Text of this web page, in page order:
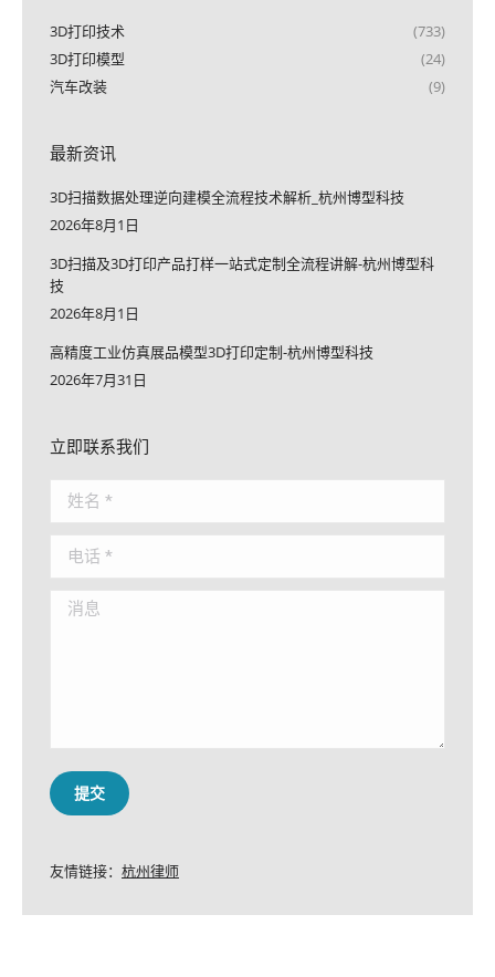
3D打印技术
(733)
3D打印模型
(24)
汽车改装
(9)
最新资讯
3D扫描数据处理逆向建模全流程技术解析_杭州博型科技
2026年8月1日
3D扫描及3D打印产品打样一站式定制全流程讲解-杭州博型科
技
2026年8月1日
高精度工业仿真展品模型3D打印定制-杭州博型科技
2026年7月31日
立即联系我们
姓名 *
电话 *
消息
提交
友情链接： 杭州律师